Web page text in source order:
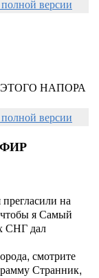
версии
НАПОРА
версии
на
я Самый
СНГ дал
смотрите
Странник,